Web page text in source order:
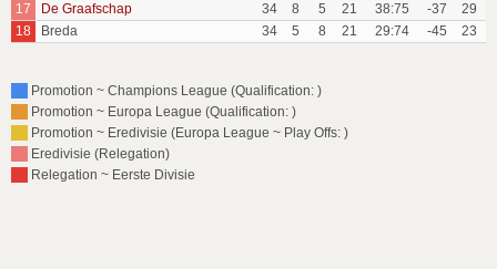
17
De Graafschap 34 8 5 21 38:75 -37
29
18
Breda 34 5 8 21 29:74 -45 23
Promotion ~ Champions League (Qualification: )
Promotion ~ Europa League (Qualification: )
Promotion ~ Eredivisie (Europa League ~ Play Offs: )
Eredivisie (Relegation)
Relegation ~ Eerste Divisie